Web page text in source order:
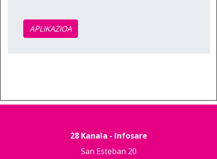
APLIKAZIOA
28 Kanala - Infosare
San Esteban 20